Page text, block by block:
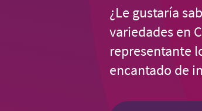
¿Le gustaría
variedades en
representante
encantado de